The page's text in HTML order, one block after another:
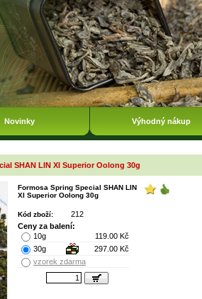
Novinky Výhodný nákup
SHAN LIN XI Superior Oolong 30g
Formosa Spring Special SHAN LIN
XI Superior Oolong 30g
Kód zboží:
212
Ceny za balení:
10g
119.00 Kč
30g
297.00 Kč
vzorek zdarma